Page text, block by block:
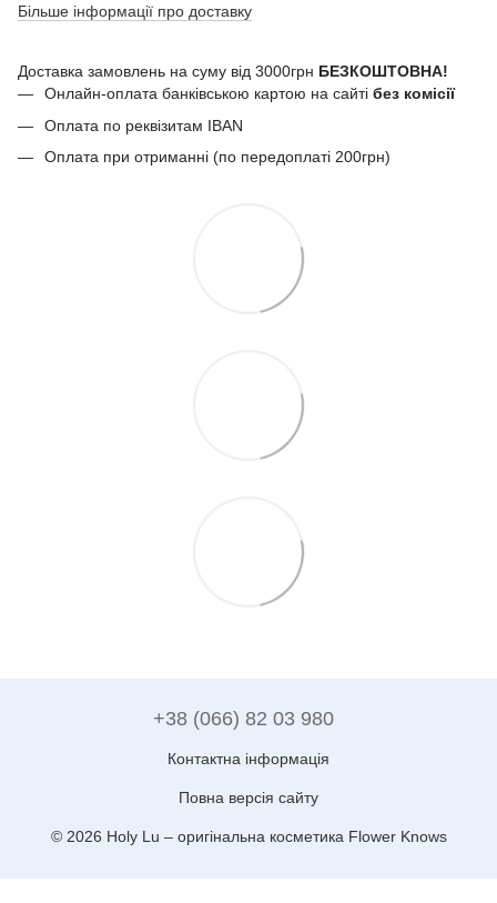
Більше інформації про доставку
Доставка замовлень на суму від 3000грн БЕЗКОШТОВНА!
Онлайн-оплата банківською картою на сайті без комісії
Оплата по реквізитам IBAN
Оплата при отриманні (по передоплаті 200грн)
+38 (066) 82 03 980
Контактна інформація
Повна версія сайту
© 2026 Holy Lu – оригінальна косметика Flower Knows